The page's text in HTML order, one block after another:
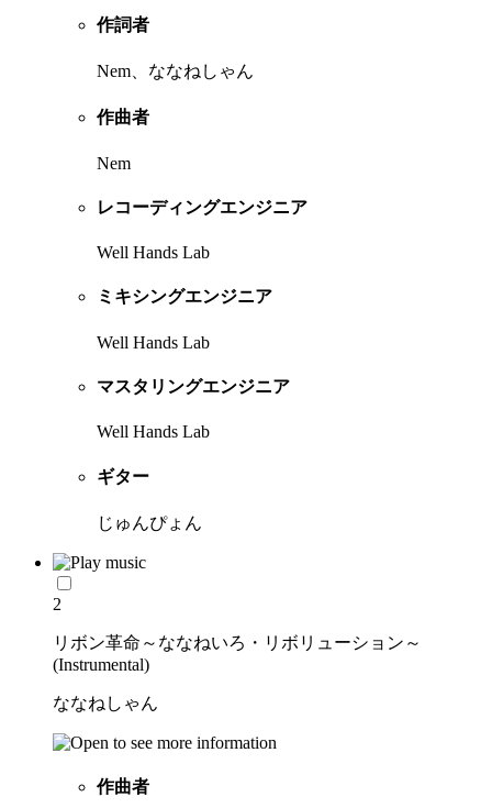
作詞者
Nem、ななねしゃん
作曲者
Nem
レコーディングエンジニア
Well Hands Lab
ミキシングエンジニア
Well Hands Lab
マスタリングエンジニア
Well Hands Lab
ギター
じゅんぴょん
2
リボン革命～ななねいろ・リボリューション～
(Instrumental)
ななねしゃん
作曲者